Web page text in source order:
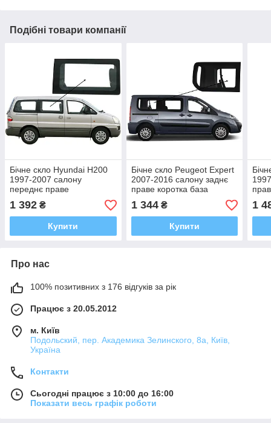
Подібні товари компанії
Бічне скло Hyundai H200
1997-2007 салону
переднє праве
1 392 ₴
Купити
Бічне скло Peugeot Expert
2007-2016 салону заднє
праве коротка база
1 344₴
Купити
1
Про нас
100% позитивних з 176 відгуків за рік
Працює з 20.05.2012
м. Київ
Подольский, пер. Академика Зелинского, 8а, Київ,
Україна
Контакти
Сьогодні працює з 10:00 до 16:00
Показати весь графік роботи